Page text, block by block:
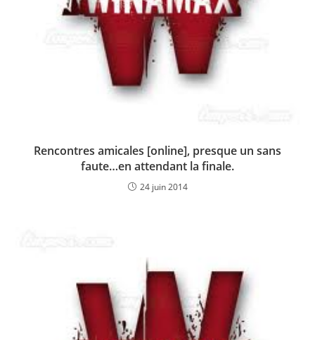
Rencontres amicales [online], presque un sans
faute…en attendant la finale.
24 juin 2014